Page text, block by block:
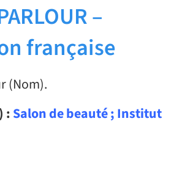
–
française
(Nom).
:Salon de beauté ; Institut